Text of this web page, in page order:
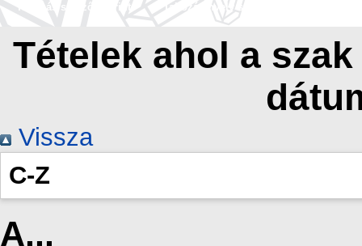
Tallózás szerző szerint
Tallózás nyelv szerint
Tételek ahol a
Vissza
C-Z
A...